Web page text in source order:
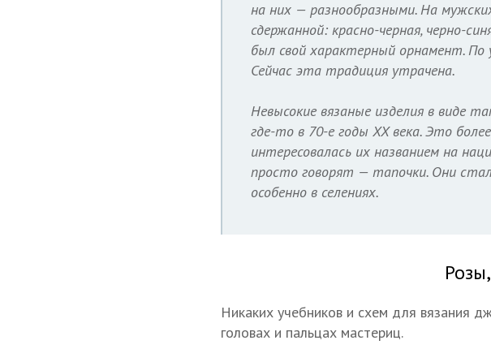
на них — разнообразными. На
сдержанной: красно-черная, черно-
был свой характерный орнамент. По
Сейчас эта традиция утрачена.
Невысокие вязаные изделия в виде
где-то в 70-е годы XX века. Это
интересовалась их названием на
просто говорят — тапочки. Они
особенно в селениях.
Никаких учебников и схем для вязания
головах и пальцах мастериц.